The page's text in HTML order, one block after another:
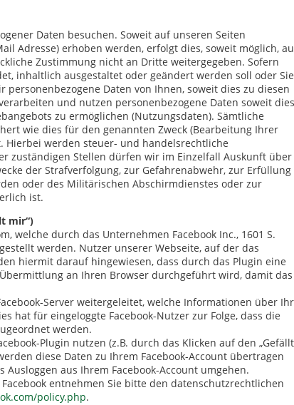
Daten besuchen. Soweit auf unseren Seiten
Adresse) erhoben werden, erfolgt dies, soweit möglich,
Zustimmung nicht an Dritte weitergegeben. Sofern
inhaltlich ausgestaltet oder geändert werden soll oder Sie
Daten von Ihnen, soweit dies zu diesen
und nutzen personenbezogene Daten soweit dies
zu ermöglichen (Nutzungsdaten). Sämtliche
wie dies für den genannten Zweck (Bearbeitung Ihrer
Hierbei werden steuer- und handelsrechtliche
zuständigen Stellen dürfen wir im Einzelfall Auskunft über
der Strafverfolgung, zur Gefahrenabwehr, zur Erfüllung
oder des Militärischen Abschirmdienstes oder zur
ist.
mir“)
welche durch das Unternehmen Facebook Inc., 1601 S.
werden. Nutzer unserer Webseite, auf der das
hiermit darauf hingewiesen, dass durch das Plugin eine
an Ihren Browser durchgeführt wird, damit das
Server weitergeleitet, welche Informationen über
hat für eingeloggte Facebook-Nutzer zur Folge, dass die
werden.
Plugin nutzen (z.B. durch das Klicken auf den „Gefällt
diese Daten zu Ihrem Facebook-Account übertragen
aus Ihrem Facebook-Account umgehen.
entnehmen Sie bitte den datenschutzrechtlichen
policy.php.